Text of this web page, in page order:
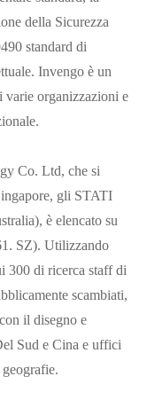
della Sicurezza
standard di
Invengo è un
varie organizzazioni e
Co. Ltd, che si
gli STATI
è elencato su
SZ). Utilizzando
300 di ricerca staff di
scambiati,
il disegno e
Sud e Cina e uffici